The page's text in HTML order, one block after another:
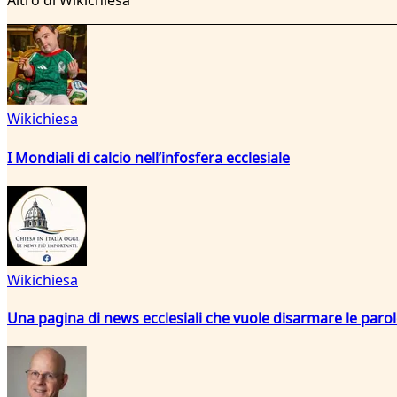
Wikichiesa
I Mondiali di calcio nell’infosfera ecclesiale
Wikichiesa
Una pagina di news ecclesiali che vuole disarmare le